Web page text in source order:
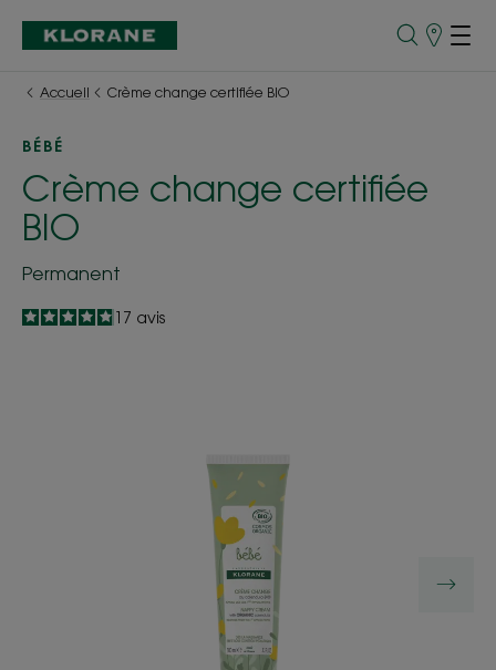
Points
Accueil
Crème change certifiée BIO
BÉBÉ
Crème change certifiée
BIO
Permanent
4.9
/517 avis